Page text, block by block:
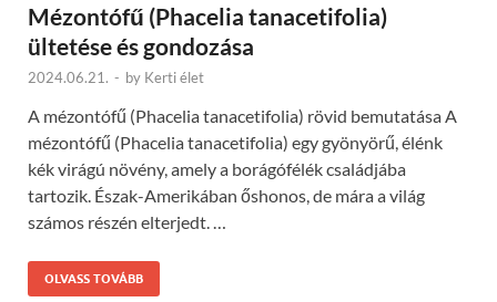
Mézontófű (Phacelia tanacetifolia)
ültetése és gondozása
2024.06.21. - by Kerti élet
A mézontófű (Phacelia tanacetifolia) rövid bemutatása A
mézontófű (Phacelia tanacetifolia) egy gyönyörű, élénk
kék virágú növény, amely a borágófélék családjába
tartozik. Észak-Amerikában őshonos, de mára a világ
számos részén elterjedt. …
OLVASS TOVÁBB